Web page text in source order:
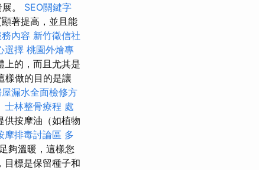
。 SEO關鍵字
著提高，並且能
內容 新竹徵信社
選擇 桃園外燴專
上的，而且尤其是
樣做的目的是讓
屋漏水全面檢修方
士林整骨療程 處
供按摩油（如植物
摩排毒討論區 多
夠溫暖，這樣您
目標是保留種子和